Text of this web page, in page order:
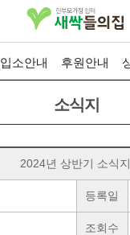
입소안내 후원안내
소식지
2024년 상반기 소식지
등록일
조회수